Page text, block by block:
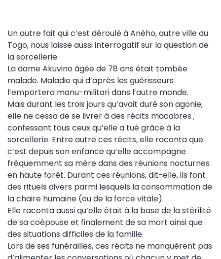
Un autre fait qui c’est déroulé à Aného, autre ville du
Togo, nous laisse aussi interrogatif sur la question de
la sorcellerie.
La dame Akuvino âgée de 78 ans était tombée
malade. Maladie qui d’après les guérisseurs
l’emportera manu-militari dans l’autre monde.
Mais durant les trois jours qu’avait duré son agonie,
elle ne cessa de se livrer à des récits macabres ;
confessant tous ceux qu’elle a tué grâce à la
sorcellerie. Entre autre ces récits, elle raconta que
c’est depuis son enfance qu’elle accompagne
fréquemment sa mère dans des réunions nocturnes
en haute forêt. Durant ces réunions, dit-elle, ils font
des rituels divers parmi lesquels la consommation de
la chaire humaine (ou de la force vitale).
Elle raconta aussi qu’elle était à la base de la stérilité
de sa coépouse et finalement de sa mort ainsi que
des situations difficiles de la famille.
Lors de ses funérailles, ces récits ne manquèrent pas